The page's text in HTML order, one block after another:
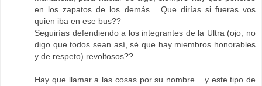
en los zapatos de los demás... Que dirías si fueras vos
quien iba en ese bus??
Seguirías defendiendo a los integrantes de la Ultra (ojo, no
digo que todos sean así, sé que hay miembros honorables
y de respeto) revoltosos??
Hay que llamar a las cosas por su nombre... y este tipo de